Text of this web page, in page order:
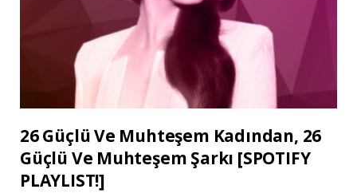
26 Güçlü Ve Muhteşem Kadından, 26
Güçlü Ve Muhteşem Şarkı [SPOTIFY
PLAYLIST!]